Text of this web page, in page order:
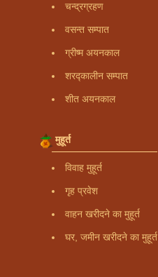
चन्द्रग्रहण
वसन्त सम्पात
ग्रीष्म अयनकाल
शरद्कालीन सम्पात
शीत अयनकाल
मुहूर्त
विवाह मुहूर्त
गृह प्रवेश
वाहन खरीदने का मुहूर्त
घर, जमीन खरीदने का मुहूर्त